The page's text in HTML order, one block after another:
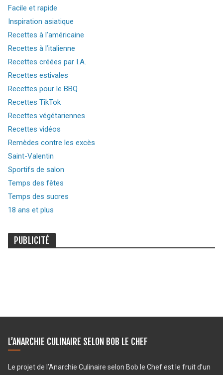
Facile et rapide
Inspiration asiatique
Recettes à l’américaine
Recettes à l’italienne
Recettes créées par I.A.
Recettes estivales
Recettes pour le BBQ
Recettes TikTok
Recettes végétariennes
Recettes vidéos
Remèdes contre les excès
Saint-Valentin
Sportifs de salon
Temps des fêtes
Temps des sucres
18 ans et plus
PUBLICITÉ
L’ANARCHIE CULINAIRE SELON BOB LE CHEF
Le projet de l’Anarchie Culinaire selon Bob le Chef est le fruit d’un